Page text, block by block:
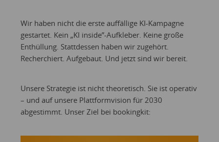
Wir haben nicht die erste auffällige KI-Kampagne
gestartet. Kein „KI inside”-Aufkleber. Keine große
Enthüllung. Stattdessen haben wir zugehört.
Recherchiert. Aufgebaut. Und jetzt sind wir bereit.
Unsere Strategie ist nicht theoretisch. Sie ist operativ
– und auf unsere Plattformvision für 2030
abgestimmt. Unser Ziel bei bookingkit: